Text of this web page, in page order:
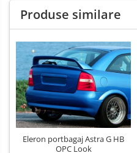
Produse similare
Eleron portbagaj Astra G HB
OPC Look